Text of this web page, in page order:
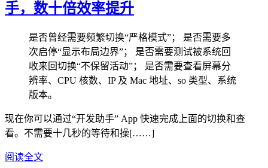
手，数十倍效率提升
是否曾经需要频繁切换“严格模式”； 是否需要多
次启停“显示布局边界”； 是否需要测试被系统回
收来回切换“不保留活动”； 是否需要查看屏幕分
辨率、CPU 核数、IP 及 Mac 地址、so 类型、系统
版本。
现在你可以通过“开发助手” App 快速完成上面的切换和查
看。不需要十几秒的等待和操[……]
阅读全文